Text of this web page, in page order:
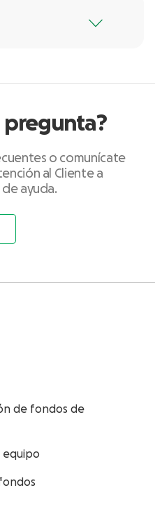
pregunta?
o comunícate
al Cliente a
ayuda.
de fondos de
equipo